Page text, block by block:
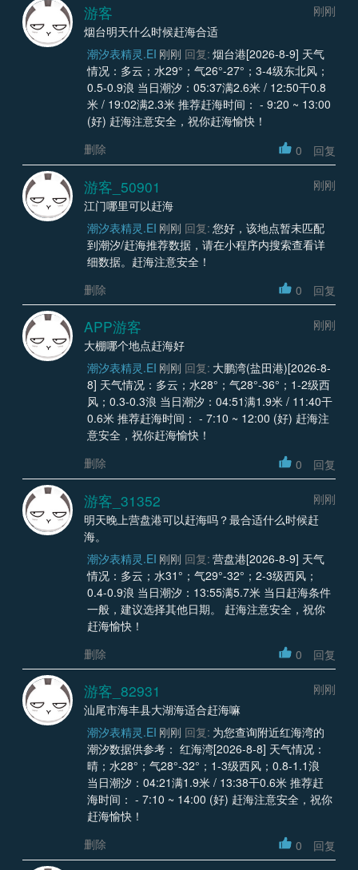
游客
刚刚
烟台明天什么时候赶海合适
潮汐表精灵.EI 刚刚 回复: 烟台港[2026-8-9] 天气
情况：多云；水29°；气26°-27°；3-4级东北风；
0.5-0.9浪 当日潮汐：05:37满2.6米 / 12:50干0.8
米 / 19:02满2.3米 推荐赶海时间： - 9:20 ~ 13:00
(好) 赶海注意安全，祝你赶海愉快！
删除
0 回复
游客_50901
刚刚
江门哪里可以赶海
潮汐表精灵.EI 刚刚 回复: 您好，该地点暂未匹配
到潮汐/赶海推荐数据，请在小程序内搜索查看详
细数据。赶海注意安全！
删除
0 回复
APP游客
刚刚
大棚哪个地点赶海好
潮汐表精灵.EI 刚刚 回复: 大鹏湾(盐田港)[2026-8-
8] 天气情况：多云；水28°；气28°-36°；1-2级西
风；0.3-0.3浪 当日潮汐：04:51满1.9米 / 11:40干
0.6米 推荐赶海时间： - 7:10 ~ 12:00 (好) 赶海注
意安全，祝你赶海愉快！
删除
0 回复
游客_31352
刚刚
明天晚上营盘港可以赶海吗？最合适什么时候赶
海。
潮汐表精灵.EI 刚刚 回复: 营盘港[2026-8-9] 天气
情况：多云；水31°；气29°-32°；2-3级西风；
0.4-0.9浪 当日潮汐：13:55满5.7米 当日赶海条件
一般，建议选择其他日期。 赶海注意安全，祝你
赶海愉快！
删除
0 回复
游客_82931
刚刚
汕尾市海丰县大湖海适合赶海嘛
潮汐表精灵.EI 刚刚 回复: 为您查询附近红海湾的
潮汐数据供参考： 红海湾[2026-8-8] 天气情况：
晴；水28°；气28°-32°；1-3级西风；0.8-1.1浪
当日潮汐：04:21满1.9米 / 13:38干0.6米 推荐赶
海时间： - 7:10 ~ 14:00 (好) 赶海注意安全，祝你
赶海愉快！
删除
0 回复